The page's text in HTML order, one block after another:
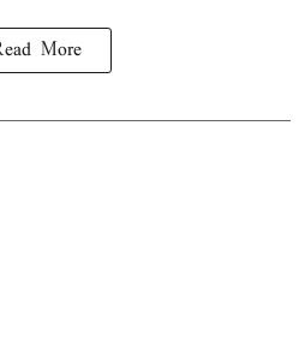
More